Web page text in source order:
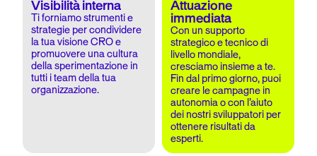
Visibilità interna
Ti forniamo strumenti e
strategie per condividere
la tua visione CRO e
promuovere una cultura
della sperimentazione in
tutti i team della tua
organizzazione.
Attuazione
immediata
Con un supporto
strategico e tecnico di
livello mondiale,
cresciamo insieme a te.
Fin dal primo giorno, puoi
creare le campagne in
autonomia o con l’aiuto
dei nostri sviluppatori per
ottenere risultati da
esperti.